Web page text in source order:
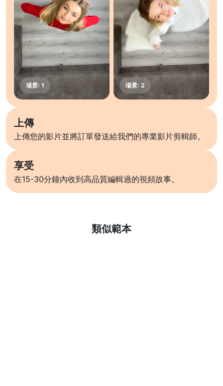
上傳
上傳您的影片並將訂單發送給我們的專業影片剪輯師。
享受
在15-30分鐘內收到高品質編輯過的視頻故事。
類似範本
了解更多